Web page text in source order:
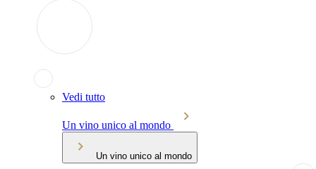
Vedi tutto
Un vino unico al mondo
Un vino unico al mondo